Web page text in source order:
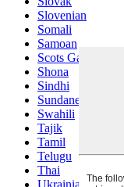
Slovenian
Somali
Samoan
Scots Gaelic
Shona
Sindhi
Sundanese
Swahili
Tajik
Tamil
Telugu
Thai